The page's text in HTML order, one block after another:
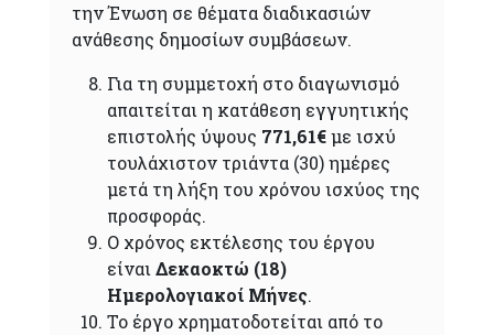
την Ένωση σε θέματα διαδικασιών
ανάθεσης δημοσίων συμβάσεων.
Για τη συμμετοχή στο διαγωνισμό
απαιτείται η κατάθεση εγγυητικής
επιστολής ύψους 771,61€με ισχύ
τουλάχιστον τριάντα (30) ημέρες
μετά τη λήξη του χρόνου ισχύος της
προσφοράς.
Ο χρόνος εκτέλεσης του έργου
είναι Δεκαοκτώ (18)
Ημερολογιακοί Μήνες.
Το έργο χρηματοδοτείται από το